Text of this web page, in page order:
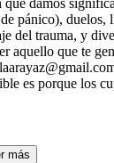
pánico),
trauma, y
que te
es porque los
más